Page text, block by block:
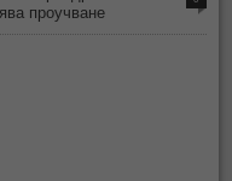
проучване